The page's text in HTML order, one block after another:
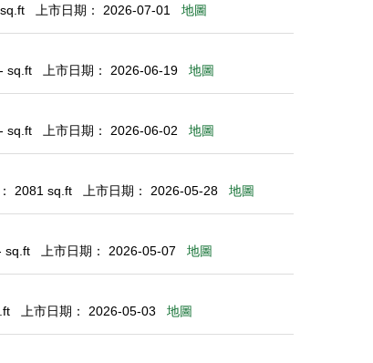
上市日期： 2026-07-01 地圖
sq.ft 上市日期： 2026-06-19 地圖
sq.ft 上市日期： 2026-06-02 地圖
2081 sq.ft 上市日期： 2026-05-28 地圖
sq.ft 上市日期： 2026-05-07 地圖
上市日期： 2026-05-03 地圖